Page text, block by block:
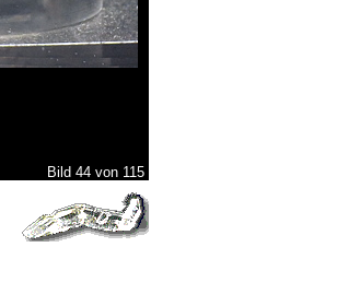
Bild 44 von 115